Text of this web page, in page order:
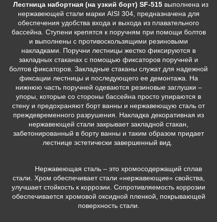
Лестница набортная (на узкий борт) SF-515выполнена из
нержавеющей стали марки AISI 304, предназначена для
обеспечения удобства входа и выхода из плавательного
бассейна. Ступени крепятся к поручням при помощи болтов
и выполнены с противоскользящими резиновыми
накладками. Поручни лестницы жестко фиксируются в
закладных стаканах с помощью фиксаторов поручней и
болтов фиксаторов. Закладные стаканы служат для надежной
фиксации лестницы и последующего ее демонтажа. На
нижнюю часть поручней одеваются резиновые заглушки –
упоры, которые со стороны бассейна просто упираются в
стену и предохраняют борт ванны и нержавеющую сталь от
преждевременного разрушения. Накладка декоративная из
нержавеющей стали закрывает закладной стакан,
забетонированный в борту ванны и таким образом придает
лестнице эстетически завершенный вид.
Нержавеющая сталь – это хромосодержащий сплав
стали. Хром обеспечивает стали «нержавеющие» свойства,
улучшает стойкость к коррозии. Сопротивляемость коррозии
обеспечивается хромовой оксидной пленкой, покрывающей
поверхность стали.